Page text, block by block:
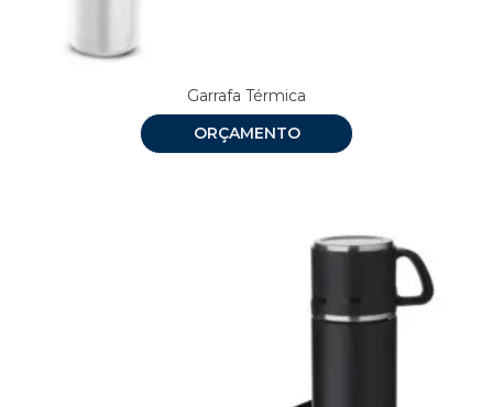
Garrafa Térmica
ORÇAMENTO